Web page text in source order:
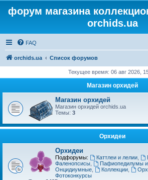
форум магазина
orchids.ua
FAQ
orchids.ua Список форумов
Текущее время: 06 авг 2026,
Магазин орхидей
Магазин орхидей
Магазин орхидей orchids.ua
Темы: 3
Орхидеи
Орхидеи
Подфорумы: Каттлеи и лелии,
Фаленопсисы
Пафиопедилумы
Онцидиумные
Коллекции,
Фотоконкурсы